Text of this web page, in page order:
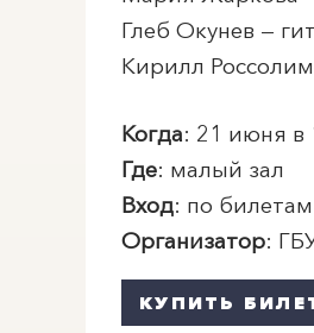
Глеб Окунев —
Кирилл
Когда: 21 июня в
Где: малый зал
Вход: по билетам
Организатор:
КУПИТЬ